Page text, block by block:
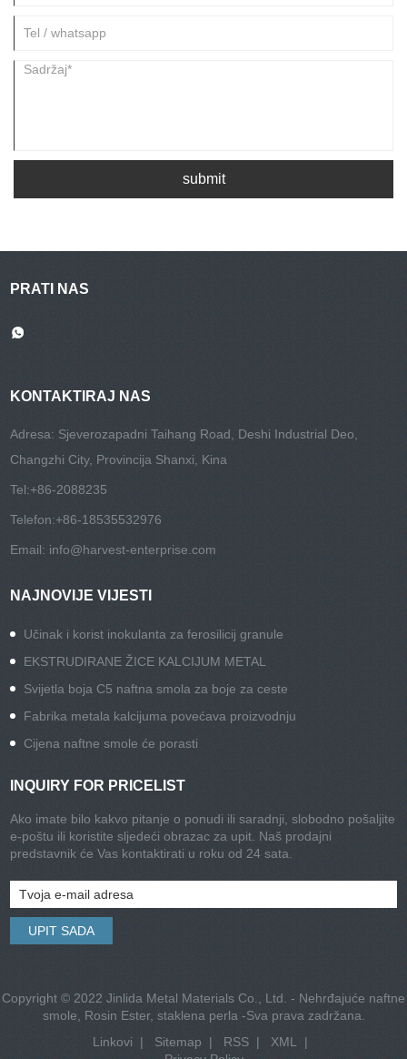
submit
PRATI NAS
KONTAKTIRAJ NAS
Adresa: Sjeverozapadni Taihang Road, Deshi Industrial Deo,
Changzhi City, Provincija Shanxi, Kina
Tel:+86-2088235
Telefon:+86-18535532976
Email: info@harvest-enterprise.com
NAJNOVIJE VIJESTI
Učinak i korist inokulanta za ferosilicij granule
EKSTRUDIRANE ŽICE KALCIJUM METAL
Svijetla boja C5 naftna smola za boje za ceste
Fabrika metala kalcijuma povećava proizvodnju
Cijena naftne smole će porasti
INQUIRY FOR PRICELIST
Ako imate bilo kakvo pitanje o ponudi ili saradnji, slobodno pošaljite
e-poštu ili koristite sljedeći obrazac za upit. Naš prodajni
predstavnik će Vas kontaktirati u roku od 24 sata.
Copyright © 2022 Jinlida Metal Materials Co., Ltd. - Nehrđajuće naftne
smole, Rosin Ester, staklena perla -Sva prava zadržana.
Linkovi | Sitemap | RSS| XML|